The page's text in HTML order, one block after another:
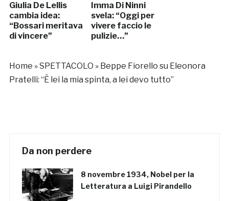
Giulia De Lellis
cambia idea:
“Bossari meritava
di vincere”
Imma Di Ninni
svela: “Oggi per
vivere faccio le
pulizie…”
Home »SPETTACOLO » Beppe Fiorello su Eleonora
Pratelli: “È lei la mia spinta, a lei devo tutto”
Da non perdere
8 novembre 1934, Nobel per la
Letteratura a Luigi Pirandello